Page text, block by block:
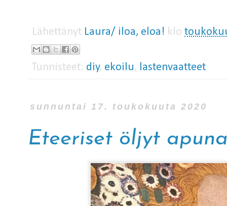
Lähettänyt Laura/ iloa, eloa! klo
Tunnisteet: diy, ekoilu, lastenvaatteet
sunnuntai 17. toukokuuta 2020
Eteeriset öljyt